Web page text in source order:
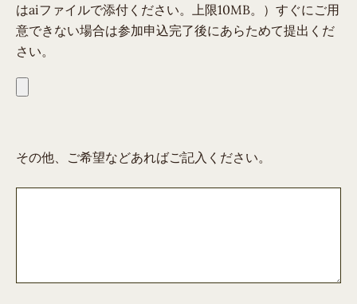
はaiファイルで添付ください。上限10MB。）すぐにご用
意できない場合は参加申込完了後にあらためて提出くだ
さい。
その他、ご希望などあればご記入ください。